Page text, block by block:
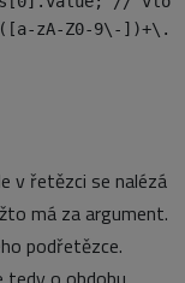
zA-Z0-9\-
v řetězci se nalézá
má za argument.
podřetězce.